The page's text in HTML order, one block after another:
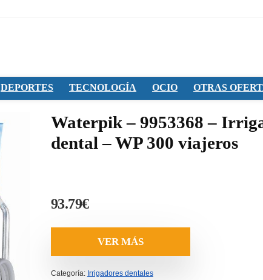
DEPORTES TECNOLOGÍA OCIO OTRAS
Waterpik – 9953368 –
dental – WP 300 viajeros
93.79€
VER MÁS
Categoría: Irrigadores dentales